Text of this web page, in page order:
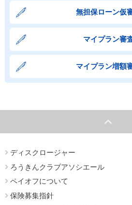
無担保ローン仮
マイプラン審
マイプラン増額
ディスクロージャー
ろうきんクラブアソシエール
ペイオフについて
保険募集指針